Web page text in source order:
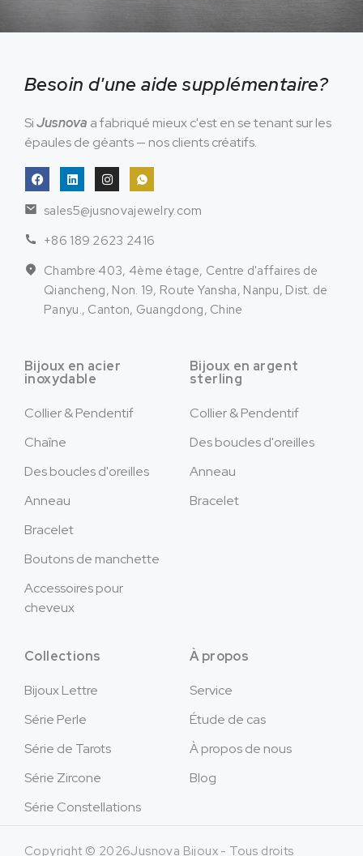
Besoin d'une aide supplémentaire?
SiJusnova a fabriqué mieux c'est en se tenant sur les
épaules de géants — nos clients créatifs.
sales5@jusnovajewelry.com
+86 189 2623 2416
Chambre 403, 4ème étage, Centre d'affaires de
Qiancheng, Non. 19, Route Yansha, Nanpu, Dist. de
Panyu., Canton, Guangdong, Chine
Bijoux en acier
inoxydable
Collier & Pendentif
Chaîne
Des boucles d'oreilles
Anneau
Bracelet
Boutons de manchette
Accessoires pour
cheveux
Bijoux en argent
sterling
Collier & Pendentif
Des boucles d'oreilles
Anneau
Bracelet
Collections
Bijoux Lettre
Série Perle
Série de Tarots
Série Zircone
Série Constellations
À propos
Service
Étude de cas
À propos de nous
Blog
Copyright © 2026Jusnova Bijoux - Tous droits